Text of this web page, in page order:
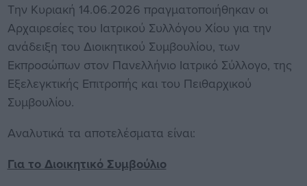
Την Κυριακή 14.06.2026 πραγματοποιήθηκαν οι
Αρχαιρεσίες του Ιατρικού Συλλόγου Χίου για την
ανάδειξη του Διοικητικού Συμβουλίου, των
Εκπροσώπων στον Πανελλήνιο Ιατρικό Σύλλογο, της
Εξελεγκτικής Επιτροπής και του Πειθαρχικού
Συμβουλίου.
Αναλυτικά τα αποτελέσματα είναι:
Για το Διοικητικό Συμβούλιο